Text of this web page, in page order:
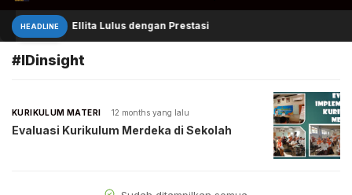
HEADLINE Ellita Lulus dengan Prestasi
#IDinsight
KURIKULUM MATERI 12 months yang lalu
Evaluasi Kurikulum Merdeka di Sekolah